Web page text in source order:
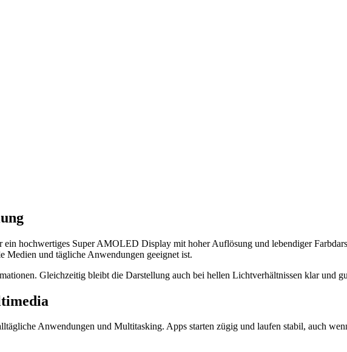
hochwertiges Super AMOLED Display mit hoher Auflösung und lebendiger
Medien und tägliche Anwendungen geeignet ist.
Gleichzeitig bleibt die Darstellung auch bei hellen Lichtverhältnissen klar und
Anwendungen und Multitasking. Apps starten zügig und laufen stabil, auch